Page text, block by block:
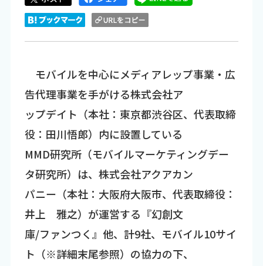
モバイルを中心にメディアレップ事業・広
告代理事業を手がける株式会社ア
ップデイト（本社：東京都渋谷区、代表取締
役：田川悟郎）内に設置している
MMD研究所（モバイルマーケティングデー
タ研究所）は、株式会社アクアカン
パニー（本社：大阪府大阪市、代表取締役：
井上 雅之）が運営する『幻創文
庫/ファンつく』他、計9社、モバイル10サイ
ト（※詳細末尾参照）の協力の下、